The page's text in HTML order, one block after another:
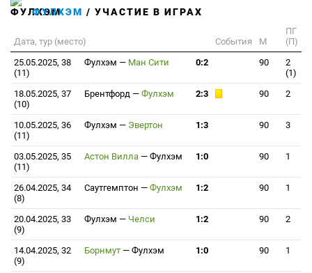
ФУЛХЭМ / УЧАСТИЕ В ИГРАХ
Дата, тур (место) События М
ПГ
(П)
25.05.2025, 38
(11)
Фулхэм — Ман Сити 0:2 90
2
(1)
18.05.2025, 37
(10)
Брентфорд — Фулхэм 2:3 90 2
10.05.2025, 36
(11)
Фулхэм — Эвертон 1:3 90 3
03.05.2025, 35
(11)
Астон Вилла — Фулхэм 1:0 90 1
26.04.2025, 34
(8)
Саутгемптон — Фулхэм 1:2 90 1
20.04.2025, 33
(9)
Фулхэм — Челси 1:2 90 2
14.04.2025, 32
(9)
Борнмут — Фулхэм 1:0 90 1